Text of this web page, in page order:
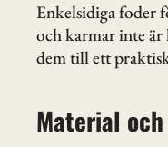
Enkelsidiga foder
och karmar inte är
dem till ett
Material